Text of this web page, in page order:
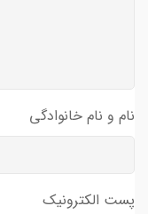
نام و نام خانوادگی
پست الکترونیک